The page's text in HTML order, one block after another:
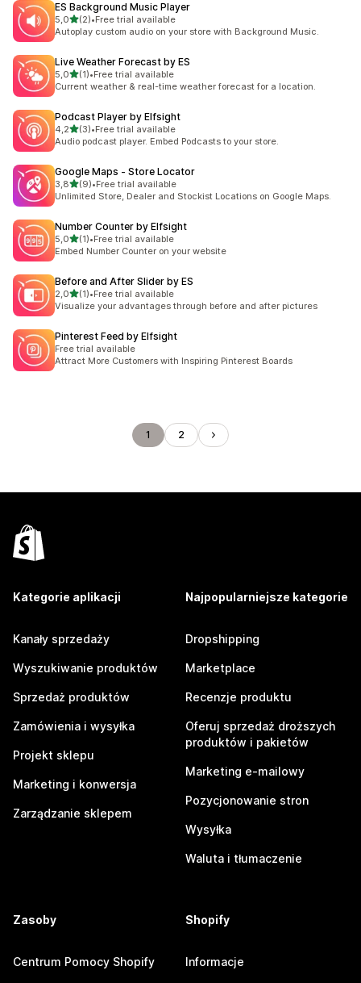
ES Background Music Player
5,0na 5 gwiazdek
(2)
Łączna liczba recenzji: 2
•Free trial available
Autoplay custom audio on your store with Background Music.
Live Weather Forecast by ES
5,0na 5 gwiazdek
(1)
Łączna liczba recenzji: 1
•Free trial available
Current weather & real-time weather forecast for a location.
Podcast Player by Elfsight
4,2na 5 gwiazdek
(3)
Łączna liczba recenzji: 3
•Free trial available
Audio podcast player. Embed Podcasts to your store.
Google Maps ‑ Store Locator
3,8na 5 gwiazdek
(9)
Łączna liczba recenzji: 9
•Free trial available
Unlimited Store, Dealer and Stockist Locations on Google Maps.
Number Counter by Elfsight
5,0na 5 gwiazdek
(1)
Łączna liczba recenzji: 1
•Free trial available
Embed Number Counter on your website
Before and After Slider by ES
2,0na 5 gwiazdek
(1)
Łączna liczba recenzji: 1
•Free trial available
Visualize your advantages through before and after pictures
Pinterest Feed by Elfsight
Free trial available
Attract More Customers with Inspiring Pinterest Boards
1 2
Kategorie aplikacji
Kanały sprzedaży
Wyszukiwanie produktów
Sprzedaż produktów
Zamówienia i wysyłka
Projekt sklepu
Marketing i konwersja
Zarządzanie sklepem
Najpopularniejsze kategorie
Dropshipping
Marketplace
Recenzje produktu
Oferuj sprzedaż droższych
produktów i pakietów
Marketing e-mailowy
Pozycjonowanie stron
Wysyłka
Waluta i tłumaczenie
Zasoby
Centrum Pomocy Shopify
Shopify
Informacje